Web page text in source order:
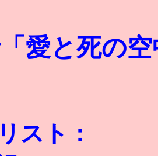
愛と死の
スト ：